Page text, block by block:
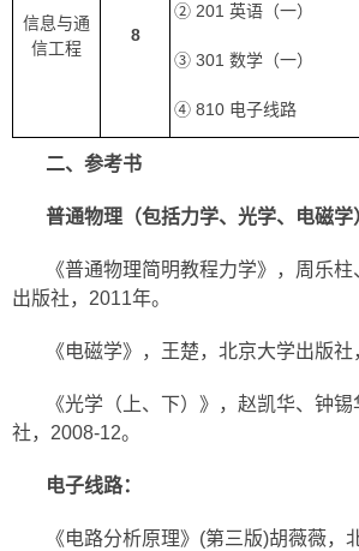
信息与通
信工程
8
② 201 英语（一）
③ 301 数学（一）
④ 810 电子线路
二、参考书
普通物理（包括力学、光学、电磁学
《普通物理简明教程力学》，周乐
出版社，2011年。
《电磁学》，王楚，北京大学出版社
《光学（上、下）》，赵凯华、钟
社，2008-12。
电子线路：
《电路分析原理》(第三版)胡薇薇，